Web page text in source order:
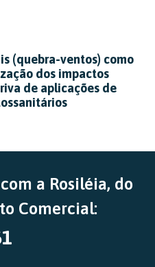
(quebra-ventos) como
dos impactos
de aplicações de
a Rosiléia, do
Comercial: